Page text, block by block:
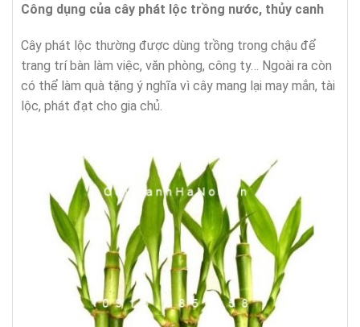
Công dụng của cây phát lộc trồng nước, thủy canh
Cây phát lộc thường được dùng trồng trong chậu để
trang trí bàn làm việc, văn phòng, công ty… Ngoài ra còn
có thể làm quà tặng ý nghĩa vì cây mang lại may mắn, tài
lộc, phát đạt cho gia chủ.